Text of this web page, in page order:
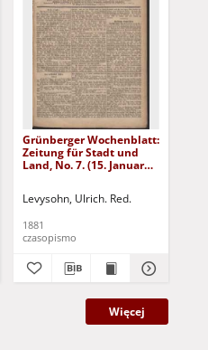
Grünberger Wochenblatt:
Zeitung für Stadt und
Land, No. 7. (15. Januar
Levysohn, Ulrich. Red.
1881
czasopismo
Więcej